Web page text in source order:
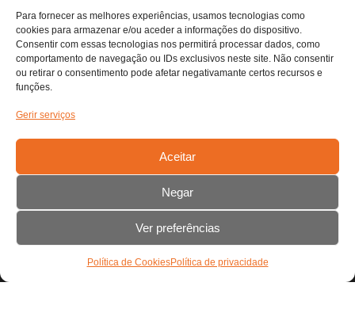
Para fornecer as melhores experiências, usamos tecnologias como
cookies para armazenar e/ou aceder a informações do dispositivo.
Consentir com essas tecnologias nos permitirá processar dados, como
comportamento de navegação ou IDs exclusivos neste site. Não consentir
ou retirar o consentimento pode afetar negativamante certos recursos e
funções.
Gerir serviços
Aceitar
Negar
Ver preferências
Política de CookiesPolítica de privacidade
Pagamentos Seguros
Livre de Resolução
Livro de Reclamações
Contactos
Detalhes da Empresa
Contactos
Carrinho
Nenhum produto no carrinho.